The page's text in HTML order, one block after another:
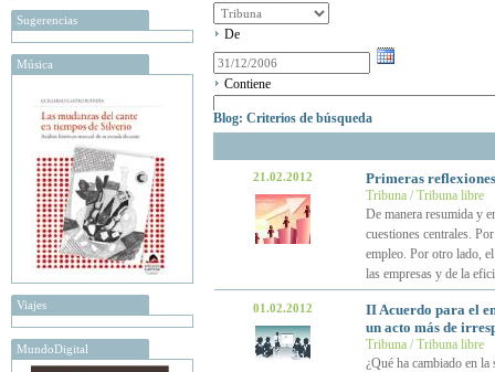
Sugerencias
Música
Viajes
MundoDigital
De
Contiene
Blog: Criterios de búsqueda
21.02.2012 Primeras
Tribuna / Tribuna libre
De manera resumida y
cuestiones centrales.
empleo. Por otro lado,
las empresas y de la
01.02.2012
II Acuerdo para el
un acto más de
Tribuna / Tribuna libre
¿Qué ha cambiado en